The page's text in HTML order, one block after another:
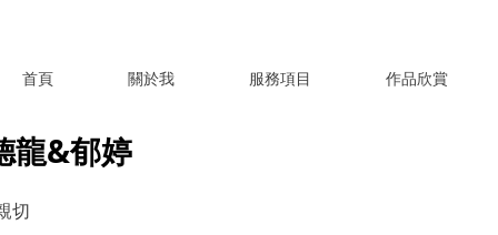
首頁 關於我 服務項目 作品欣賞
龍&郁婷
切